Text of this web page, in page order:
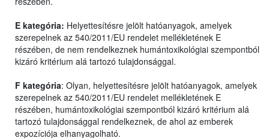
E kategória: Helyettesítésre jelölt hatóanyagok, amelyek
szerepelnek az 540/2011/EU rendelet mellékletének E
részében, de nem rendelkeznek humántoxikológiai szempontból
kizáró kritérium alá tartozó tulajdonsággal.
F kategória: Olyan, helyettesítésre jelölt hatóanyagok, amelyek
szerepelnek az 540/2011/EU rendelet mellékletének E
részében, humántoxikológiai szempontból kizáró kritérium alá
tartozó tulajdonsággal rendelkeznek, de ahol az emberek
expozíciója elhanyagolható.